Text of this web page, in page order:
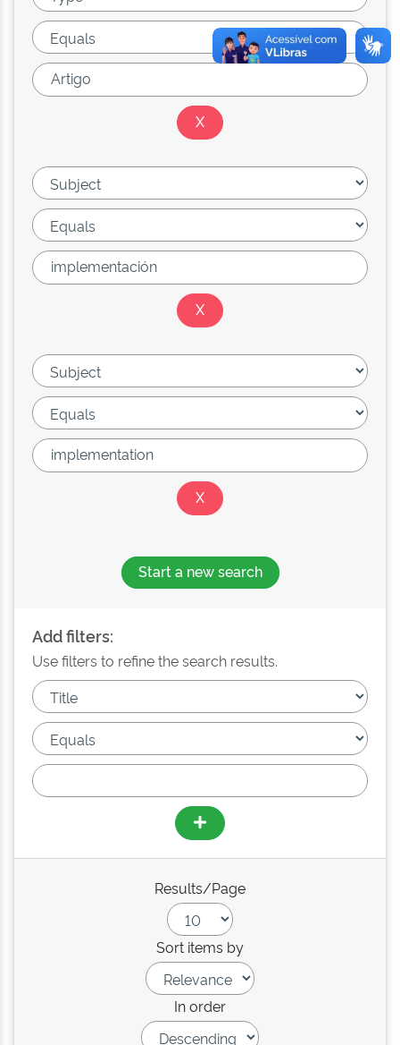
Start a new search
Add filters:
Use filters to refine the search results.
Results/Page
Sort items by
In order